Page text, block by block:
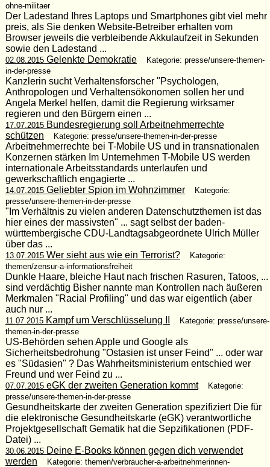
ohne-militaer
Der Ladestand Ihres Laptops und Smartphones gibt viel mehr
preis, als Sie denken Website-Betreiber erhalten vom
Browser jeweils die verbleibende Akkulaufzeit in Sekunden
sowie den Ladestand ...
02.08.2015Gelenkte Demokratie
Kategorie: presse/unsere-themen-
in-der-presse
Kanzlerin sucht Verhaltensforscher "Psychologen,
Anthropologen und Verhaltensökonomen sollen her und
Angela Merkel helfen, damit die Regierung wirksamer
regieren und den Bürgern einen ...
17.07.2015Bundesregierung soll Arbeitnehmerrechte
schützen
Kategorie: presse/unsere-themen-in-der-presse
Arbeitnehmerrechte bei T-Mobile US und in transnationalen
Konzernen stärken Im Unternehmen T-Mobile US werden
internationale Arbeitsstandards unterlaufen und
gewerkschaftlich engagierte ...
14.07.2015Geliebter Spion im Wohnzimmer
Kategorie:
presse/unsere-themen-in-der-presse
"Im Verhältnis zu vielen anderen Datenschutzthemen ist das
hier eines der massivsten" ... sagt selbst der baden-
württembergische CDU-Landtagsabgeordnete Ulrich Müller
über das ...
13.07.2015Wer sieht aus wie ein Terrorist?
Kategorie:
themen/zensur-a-informationsfreiheit
Dunkle Haare, bleiche Haut nach frischen Rasuren, Tatoos, ...
sind verdächtig Bisher nannte man Kontrollen nach äußeren
Merkmalen "Racial Profiling" und das war eigentlich (aber
auch nur ...
11.07.2015Kampf um Verschlüsselung II
Kategorie: presse/unsere-
themen-in-der-presse
US-Behörden sehen Apple und Google als
Sicherheitsbedrohung "Ostasien ist unser Feind" ... oder war
es "Südasien" ? Das Wahrheitsministerium entschied wer
Freund und wer Feind zu ...
07.07.2015eGK der zweiten Generation kommt
Kategorie:
presse/unsere-themen-in-der-presse
Gesundheitskarte der zweiten Generation spezifiziert Die für
die elektronische Gesundheitskarte (eGK) verantwortliche
Projektgesellschaft Gematik hat die Sepzifikationen (PDF-
Datei) ...
30.06.2015Deine E-Books können gegen dich verwendet
werden
Kategorie: themen/verbraucher-a-arbeitnehmerinnen-